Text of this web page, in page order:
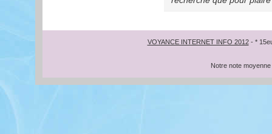
VOYANCE INTERNET INFO 2012- *
Notre note